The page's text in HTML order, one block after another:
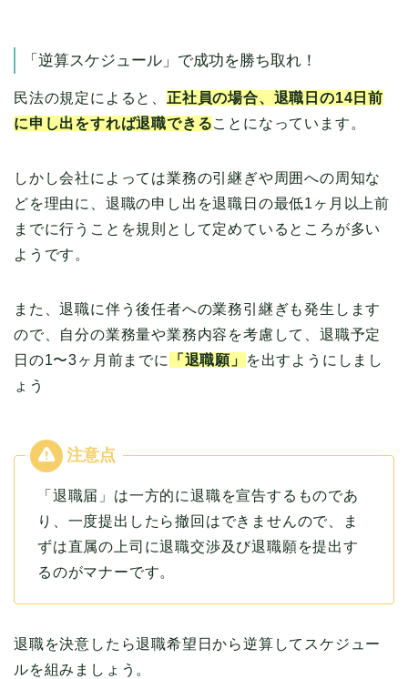
「逆算スケジュール」で成功を勝ち取れ！
民法の規定によると、 正社員の場合、退職日の14日前
に申し出をすれば退職できることになっています。
しかし会社によっては業務の引継ぎや周囲への周知な
どを理由に、退職の申し出を退職日の最低1ヶ月以上前
までに行うことを規則として定めているところが多い
ようです。
また、退職に伴う後任者への業務引継ぎも発生します
ので、自分の業務量や業務内容を考慮して、退職予定
日の1〜3ヶ月前までに
「退職願」
を出すようにしまし
ょう
「退職届」は一方的に退職を宣告するものであ
り、一度提出したら撤回はできませんので、ま
ずは直属の上司に退職交渉及び退職願を提出す
るのがマナーです。
退職を決意したら退職希望日から逆算してスケジュー
ルを組みましょう。